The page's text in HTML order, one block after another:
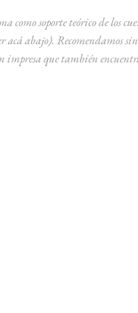
como soporte teórico de los
acá abajo). Recomendamos
impresa que también